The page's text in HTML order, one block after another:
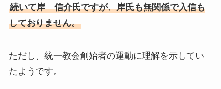
続いて岸 信介氏ですが、岸氏も無関係で入信も
しておりません。
ただし、統一教会創始者の運動に理解を示してい
たようです。